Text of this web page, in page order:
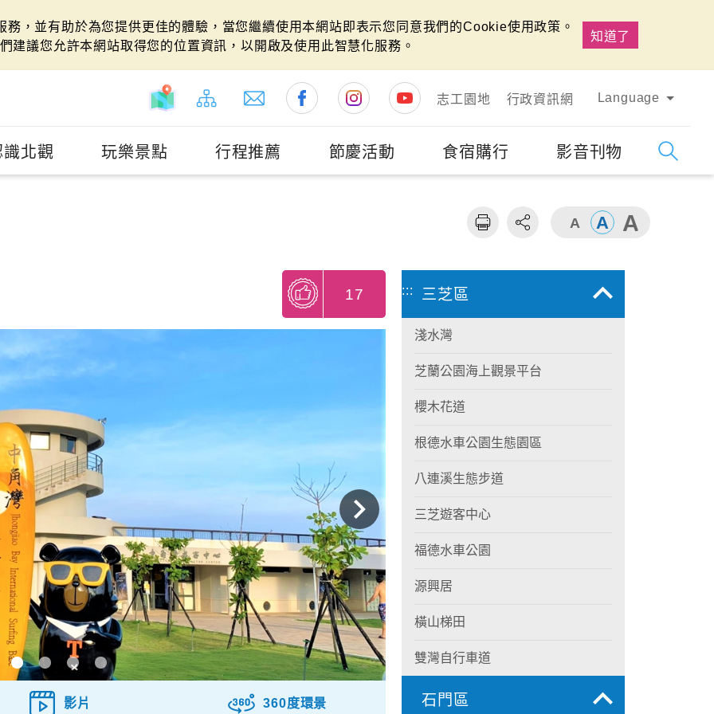
，並有助於為您提供更佳的體驗，當您繼續使用本網站即表示您同意我們的Cookie使用政策。
建議您允許本網站取得您的位置資訊，以開啟及使用此智慧化服務。
知道了
志工園地 行政資訊網 Language
識北觀 玩樂景點 行程推薦 節慶活動 食宿購行 影音刊物
17
影片 360度環景
::: 三芝區
淺水灣
芝蘭公園海上觀景平台
櫻木花道
根德水車公園生態園區
八連溪生態步道
三芝遊客中心
福德水車公園
源興居
橫山梯田
雙灣自行車道
石門區